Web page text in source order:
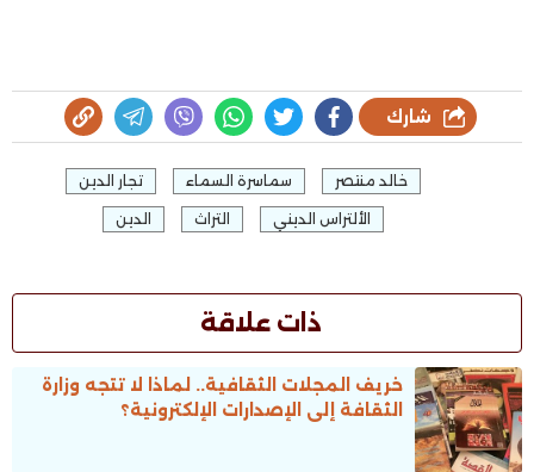
شارك
خالد منتصر سماسرة السماء تجار الدين
الألتراس الديني التراث الدين
ذات علاقة
خريف المجلات الثقافية.. لماذا لا تتجه وزارة
الثقافة إلى الإصدارات الإلكترونية؟